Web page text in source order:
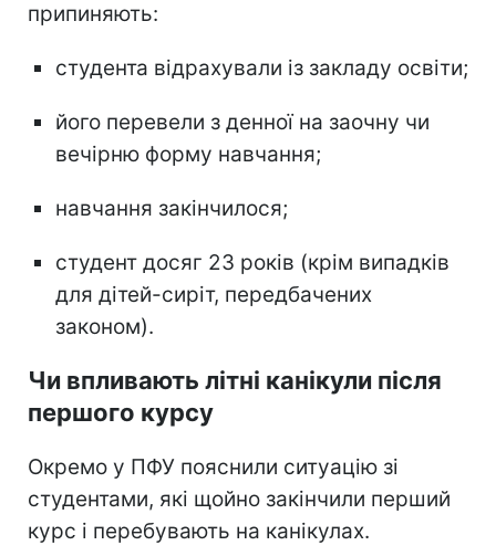
припиняють:
студента відрахували із закладу освіти;
його перевели з денної на заочну чи
вечірню форму навчання;
навчання закінчилося;
студент досяг 23 років (крім випадків
для дітей-сиріт, передбачених
законом).
Чи впливають літні канікули після
першого курсу
Окремо у ПФУ пояснили ситуацію зі
студентами, які щойно закінчили перший
курс і перебувають на канікулах.